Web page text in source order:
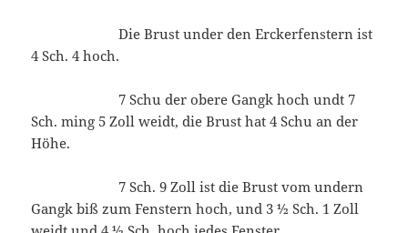
Die Brust under den Erckerfenstern ist
4 Sch. 4 hoch.
7 Schu der obere Gangk hoch undt 7
Sch. ming 5 Zoll weidt, die Brust hat 4 Schu an der
Höhe.
7 Sch. 9 Zoll ist die Brust vom undern
Gangk biß zum Fenstern hoch, und 3 ½ Sch. 1 Zoll